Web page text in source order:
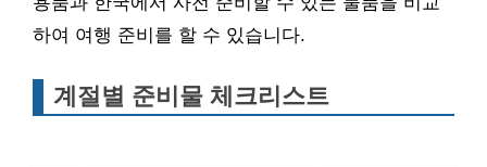
하여 여행 준비를 할 수 있습니다.
계절별 준비물 체크리스트